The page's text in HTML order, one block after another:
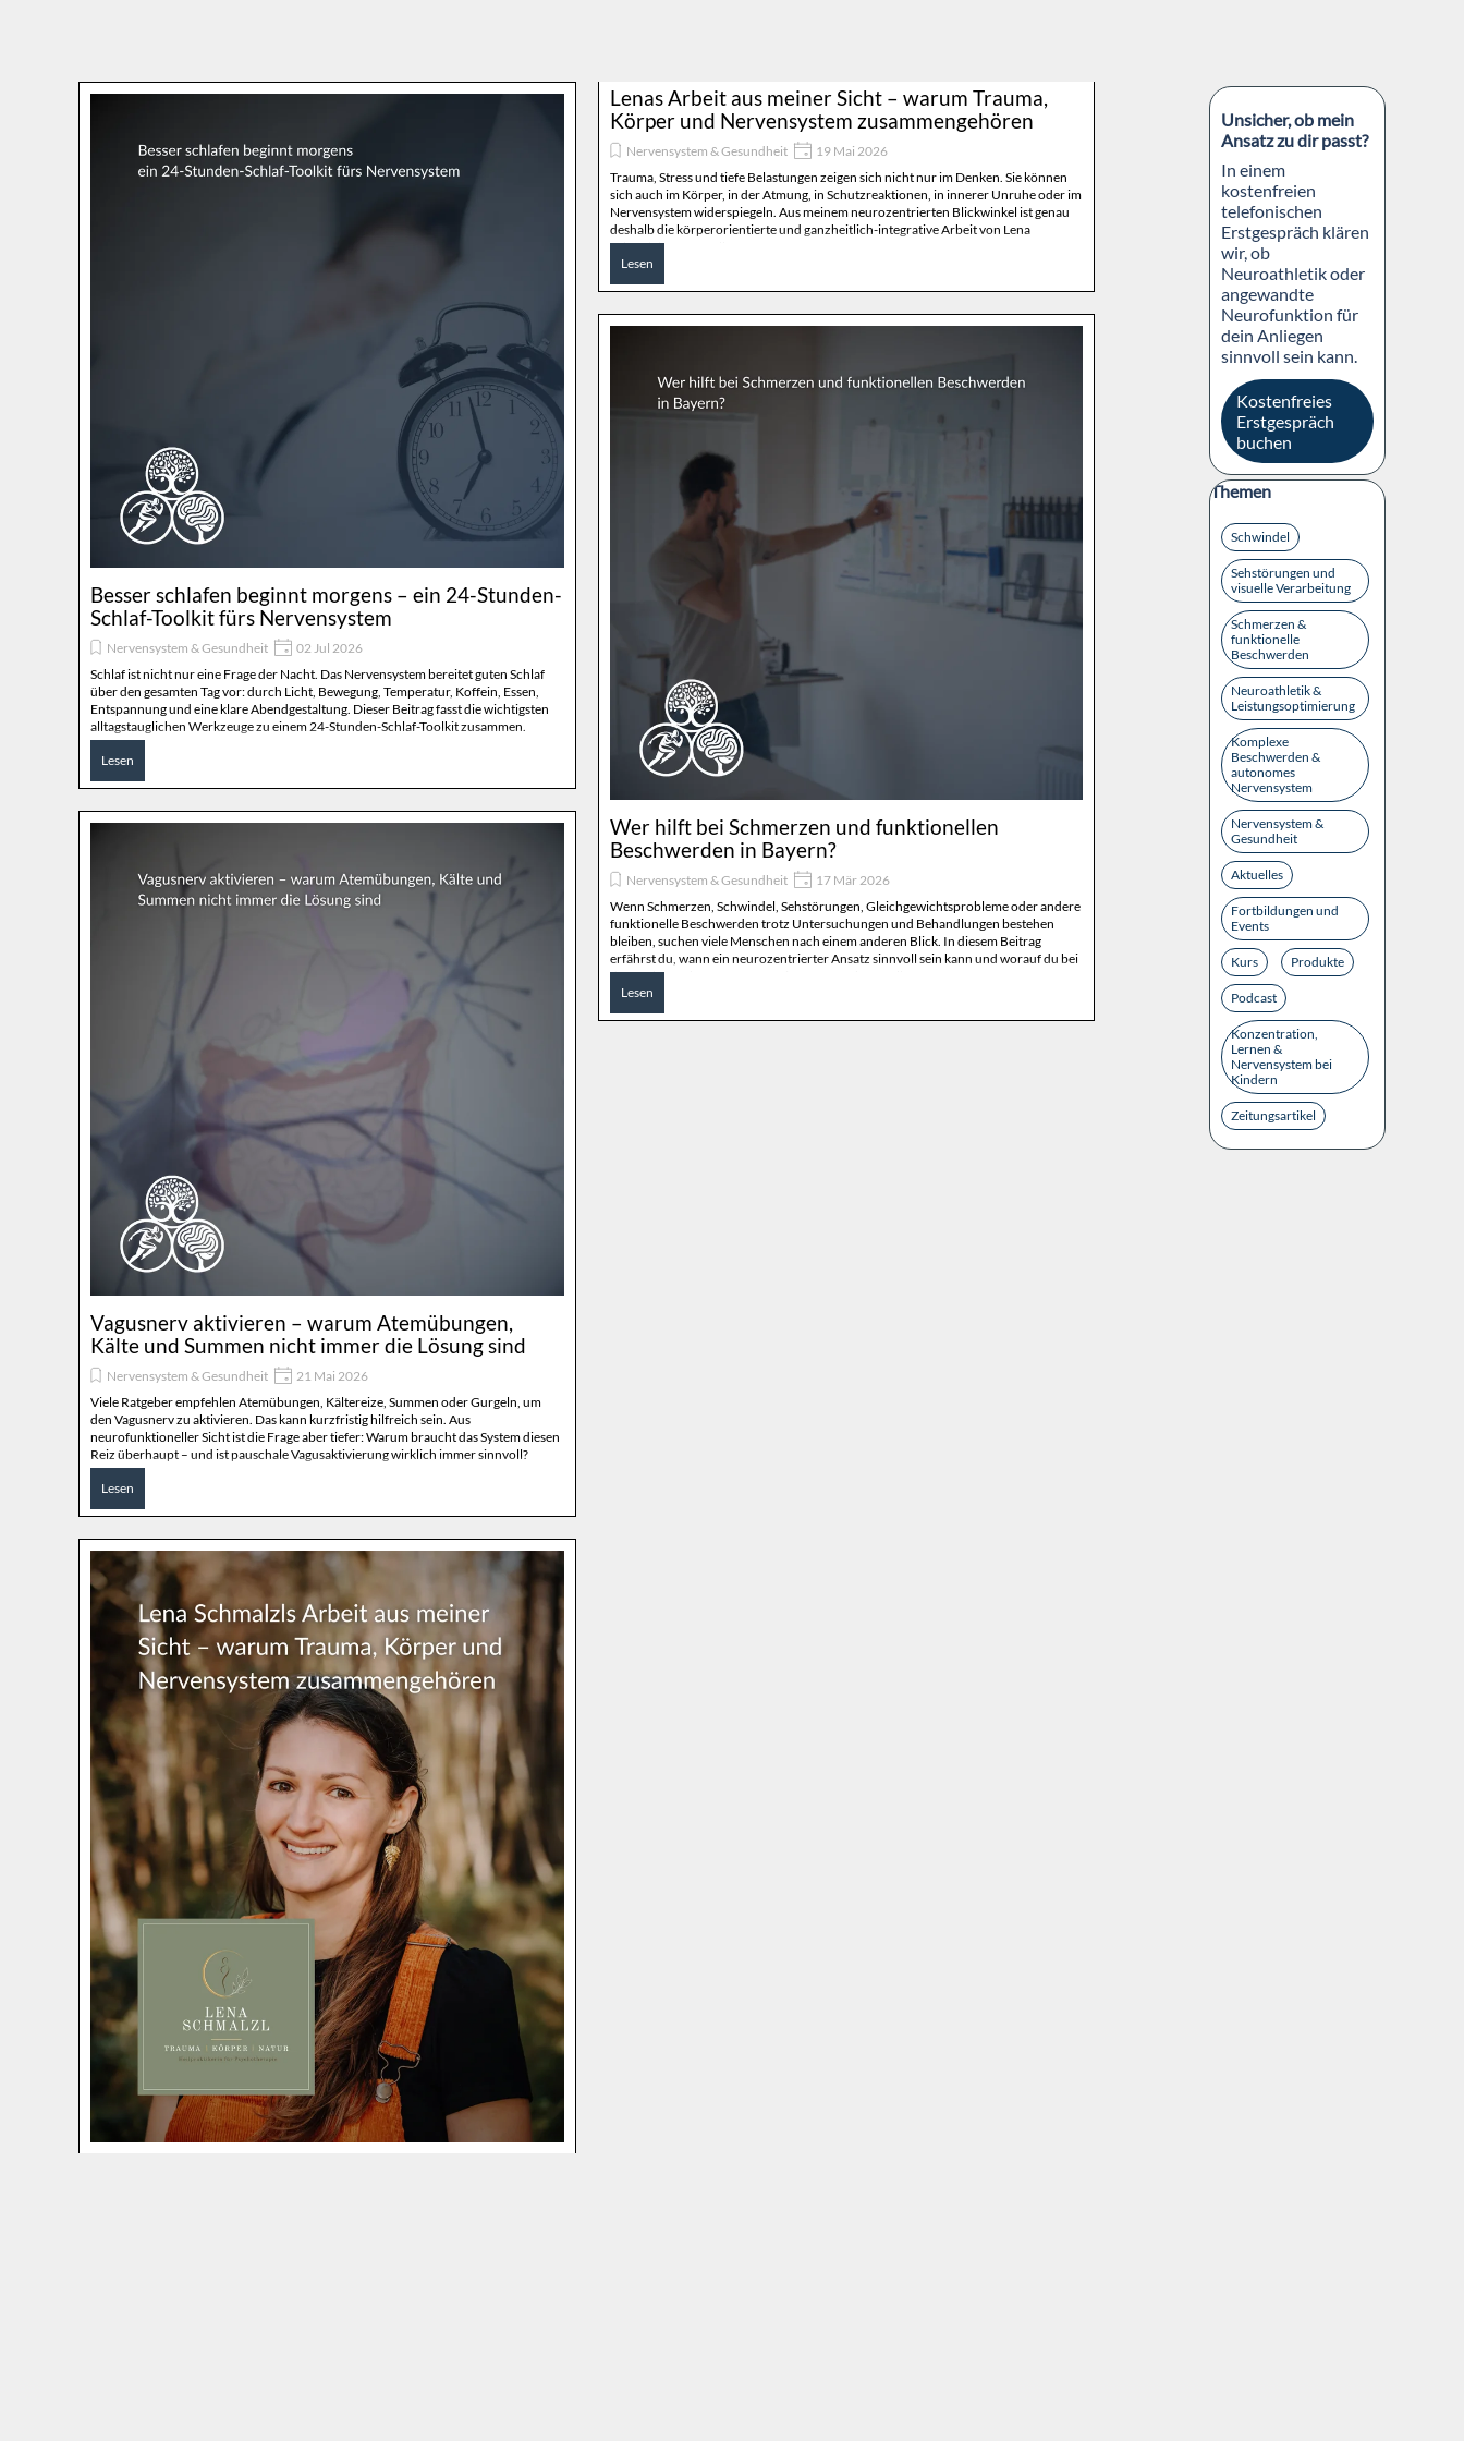
Besser schlafen beginnt morgens – ein 24-Stunden-
Schlaf-Toolkit fürs Nervensystem
Nervensystem & Gesundheit
02 Jul 2026
Schlaf ist nicht nur eine Frage der Nacht. Das Nervensystem bereitet guten Schlaf
über den gesamten Tag vor: durch Licht, Bewegung, Temperatur, Koffein, Essen,
Entspannung und eine klare Abendgestaltung. Dieser Beitrag fasst die wichtigsten
alltagstauglichen Werkzeuge zu einem 24-Stunden-Schlaf-Toolkit zusammen.
Lesen
Vagusnerv aktivieren – warum Atemübungen,
Kälte und Summen nicht immer die Lösung sind
Nervensystem & Gesundheit
21 Mai 2026
Viele Ratgeber empfehlen Atemübungen, Kältereize, Summen oder Gurgeln, um
den Vagusnerv zu aktivieren. Das kann kurzfristig hilfreich sein. Aus
neurofunktioneller Sicht ist die Frage aber tiefer: Warum braucht das System diesen
Reiz überhaupt – und ist pauschale Vagusaktivierung wirklich immer sinnvoll?
Lesen
Lenas Arbeit aus meiner Sicht – warum Trauma,
Körper und Nervensystem zusammengehören
Nervensystem & Gesundheit
19 Mai 2026
Trauma, Stress und tiefe Belastungen zeigen sich nicht nur im Denken. Sie können
sich auch im Körper, in der Atmung, in Schutzreaktionen, in innerer Unruhe oder im
Nervensystem widerspiegeln. Aus meinem neurozentrierten Blickwinkel ist genau
deshalb die körperorientierte und ganzheitlich-integrative Arbeit von Lena
Schmalzl so wertvoll.
Lesen
Wer hilft bei Schmerzen und funktionellen
Beschwerden in Bayern?
Nervensystem & Gesundheit
17 Mär 2026
Wenn Schmerzen, Schwindel, Sehstörungen, Gleichgewichtsprobleme oder andere
funktionelle Beschwerden trotz Untersuchungen und Behandlungen bestehen
bleiben, suchen viele Menschen nach einem anderen Blick. In diesem Beitrag
erfährst du, wann ein neurozentrierter Ansatz sinnvoll sein kann und worauf du bei
der Suche nach Unterstützung in Bayern achten solltest.
Lesen
Block überspringen
Unsicher, ob mein
Ansatz zu dir passt?
In einem
kostenfreien
telefonischen
Erstgespräch klären
wir, ob
Neuroathletik oder
angewandte
Neurofunktion für
dein Anliegen
sinnvoll sein kann.
Kostenfreies
Erstgespräch
buchen
Block überspringen Themen
Themen
Schwindel
Sehstörungen und
visuelle Verarbeitung
Schmerzen &
funktionelle
Beschwerden
Neuroathletik &
Leistungsoptimierung
Komplexe
Beschwerden &
autonomes
Nervensystem
Nervensystem &
Gesundheit
Aktuelles
Fortbildungen und
Events
Kurs Produkte
Podcast
Konzentration,
Lernen &
Nervensystem bei
Kindern
Zeitungsartikel